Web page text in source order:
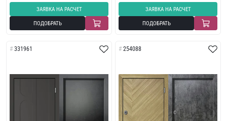
ЗАЯВКА НА РАСЧЕТ
ПОДОБРАТЬ
ЗАЯВКА НА РАСЧЕТ
ПОДОБРАТЬ
331961 254088